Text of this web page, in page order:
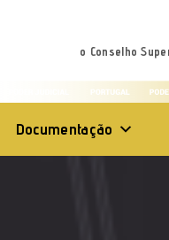
o Conselho
Documentação